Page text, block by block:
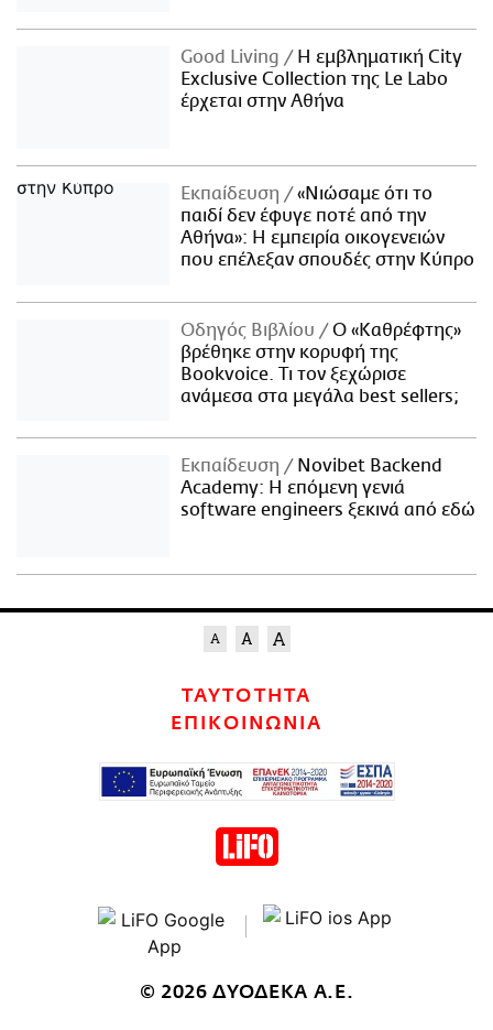
Good Living
Η εμβληματική City
Exclusive Collection της Le Labo
έρχεται στην Αθήνα
Εκπαίδευση
«Νιώσαμε ότι το
παιδί δεν έφυγε ποτέ από την
Αθήνα»: Η εμπειρία οικογενειών
που επέλεξαν σπουδές στην Κύπρο
Οδηγός Βιβλίου
Ο «Καθρέφτης»
βρέθηκε στην κορυφή της
Bookvoice. Τι τον ξεχώρισε
ανάμεσα στα μεγάλα best sellers;
Εκπαίδευση
Novibet Backend
Academy: Η επόμενη γενιά
software engineers ξεκινά από εδώ
ΤΑΥΤΟΤΗΤΑ
ΕΠΙΚΟΙΝΩΝΙΑ
© 2026 ΔΥΟΔΕΚΑ Α.Ε.